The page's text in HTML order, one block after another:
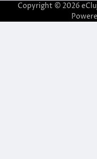
Copyright © 2026